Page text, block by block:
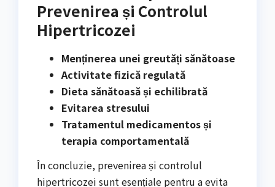
Prevenirea și Controlul
Hipertricozei
Menținerea unei greutăți sănătoase
Activitate fizică regulată
Dieta sănătoasă și echilibrată
Evitarea stresului
Tratamentul medicamentos și
terapia comportamentală
În concluzie, prevenirea și controlul
hipertricozei sunt esențiale pentru a evita